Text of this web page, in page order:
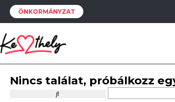
ÖNKORMÁNYZAT
Nincs találat, próbálkozz